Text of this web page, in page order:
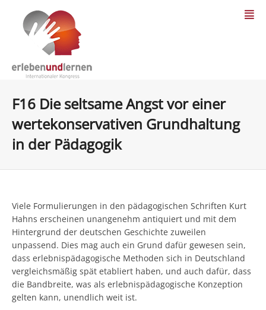
F16 Die seltsame Angst vor einer
wertekonservativen Grundhaltung
in der Pädagogik
Viele Formulierungen in den pädagogischen Schriften Kurt
Hahns erscheinen unangenehm antiquiert und mit dem
Hintergrund der deutschen Geschichte zuweilen
unpassend. Dies mag auch ein Grund dafür gewesen sein,
dass erlebnispädagogische Methoden sich in Deutschland
vergleichsmäßig spät etabliert haben, und auch dafür, dass
die Bandbreite, was als erlebnispädagogische Konzeption
gelten kann, unendlich weit ist.